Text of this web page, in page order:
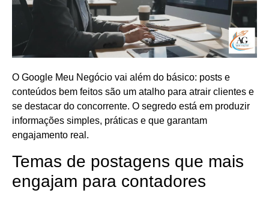
O Google Meu Negócio vai além do básico: posts e
conteúdos bem feitos são um atalho para atrair clientes e
se destacar do concorrente. O segredo está em produzir
informações simples, práticas e que garantam
engajamento real.
Temas de postagens que mais
engajam para contadores